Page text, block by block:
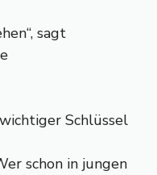
sagt
Schlüssel
schon in jungen